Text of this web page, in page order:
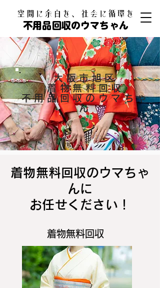
​空間に余白を、社会に循環を
不用品回収のウマちゃん
大阪市旭区
着物無料回収
不用品回収のウマちゃ
ん
着物無料回収のウマちゃ
んに
お任せください！
着物無料回収